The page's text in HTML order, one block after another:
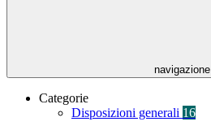
navigazione
Categorie
Disposizioni generali 16